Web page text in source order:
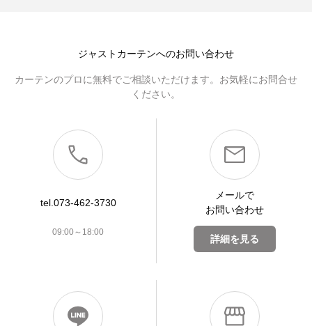
ジャストカーテンへのお問い合わせ
カーテンのプロに無料でご相談いただけます。お気軽にお問合せ
ください。
tel.073-462-3730
09:00～18:00
メールで
お問い合わせ
詳細を見る